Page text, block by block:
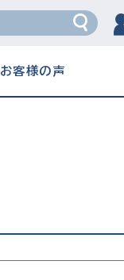
お客様の声